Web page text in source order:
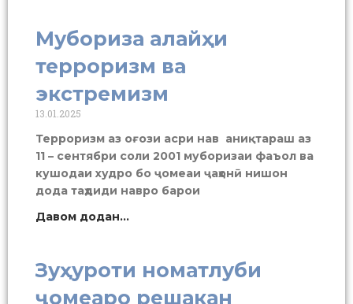
Мубориза алайҳи
терроризм ва
экстремизм
13.01.2025
Терроризм аз оғози асри нав аниқтараш аз
11 – сентябри соли 2001 муборизаи фаъол ва
кушодаи худро бо ҷомеаи ҷаҳонӣ нишон
дода таҳдиди навро барои
Давом додан...
Зуҳуроти номатлуби
ҷомеаро решакан